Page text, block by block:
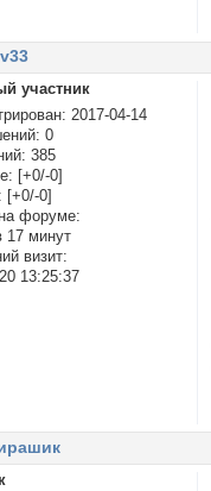
участник
: 2017-04-14
0
385
[+0/-0]
[+0/-0]
форуме:
17 минут
визит:
13:25:37